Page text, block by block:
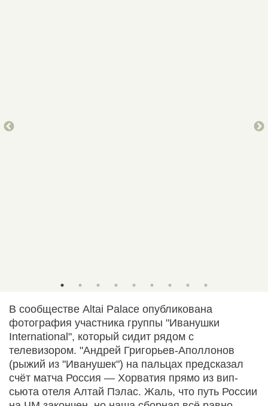
В сообществе Altai Palace опубликована
фотография участника группы "Иванушки
International", который сидит рядом с
телевизором. "Андрей Григорьев-Аполлонов
(рыжий из "Иванушек") на пальцах предсказал
счёт матча Россия — Хорватия прямо из вип-
сьюта отеля Алтай Пэлас. Жаль, что путь России